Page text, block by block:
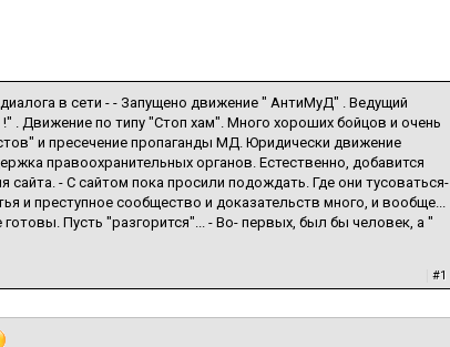
в сети - - Запущено движение " АнтиМуД" . Ведущий
. Движение по типу "Стоп хам". Много хороших бойцов и очень
и пресечение пропаганды МД. Юридически движение
правоохранительных органов. Естественно, добавится
- С сайтом пока просили подождать. Где они тусоваться-
и преступное сообщество и доказательств много, и вообще...
Пусть "разгорится"... - Во- первых, был бы человек, а "
#1